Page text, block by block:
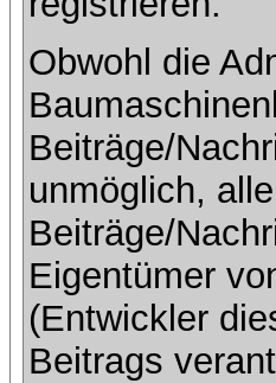
Obwohl die
Beiträge/
unmöglich,
Beiträge/
Eigentümer
(Entwickler
Beitrags